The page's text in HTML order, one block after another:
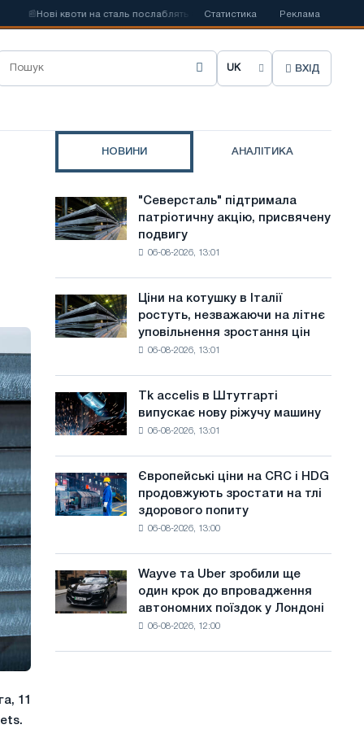
квоти на сталь послаблять конкуренцію в Сполученому Королівстві
Статистика Реклама
О
р
и
в
у
с
а
й
т
у
ВХІД
11
НОВИНИ АНАЛІТИКА
"Северсталь"
підтримала
патріотичну
радянської
авіації
Великої
Вітчизняної
війни
"Северсталь" підтримала
патріотичну акцію, присвячену
подвигу
06-08-2026, 13:01
Ціни
на
котушку
незважаючи
на
уповільнення
зростання
цін
Ціни на котушку в Італії
ростуть, незважаючи на літнє
уповільнення зростання цін
06-08-2026, 13:01
Tk
accelis
в
нову
ріжучу
Tk accelis в Штутгарті
випускає нову ріжучу машину
06-08-2026, 13:01
Європейські
ціни
на
продовжують
зростати
здорового
Європейські ціни на CRC і HDG
продовжують зростати на тлі
здорового попиту
06-08-2026, 13:00
Wayve
та
Uber
Wayve та Uber зробили ще
один крок до впровадження
автономних поїздок у Лондоні
06-08-2026, 12:00